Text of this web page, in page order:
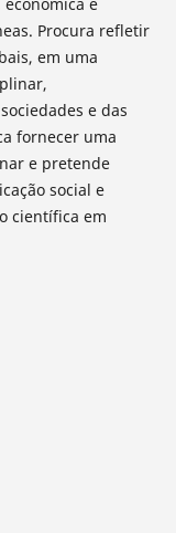
Procura refletir
em uma
e das
fornecer uma
e pretende
social e
científica em